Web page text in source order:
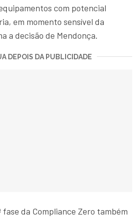
com potencial
em momento sensível da
a decisão de Mendonça.
DEPOIS DA PUBLICIDADE
fase da Compliance Zero também